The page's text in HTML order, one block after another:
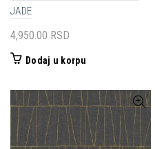
JADE
4,950.00 RSD
Dodaj u korpu